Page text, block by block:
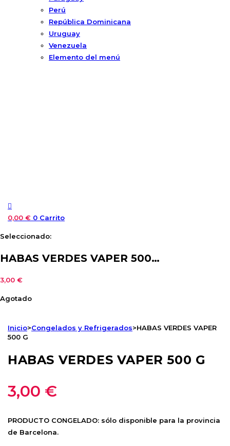
Perú
República Dominicana
Uruguay
Venezuela
Elemento del menú
0,00 € 0 Carrito
Seleccionado:
HABAS VERDES VAPER 500…
3,00 €
Agotado
Inicio>Congelados y Refrigerados>HABAS VERDES VAPER
500 G
HABAS VERDES VAPER 500 G
3,00 €
PRODUCTO CONGELADO: sólo disponible para la provincia
de Barcelona.